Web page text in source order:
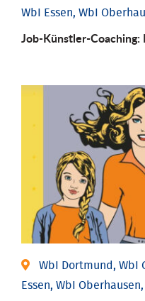
WbI Essen, WbI
Job-Künstler-Coaching:
WbI Dortmund, WbI
Essen, WbI